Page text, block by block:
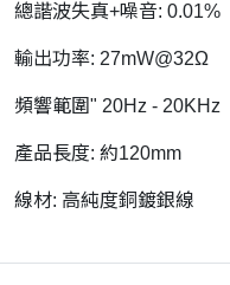
總諧波失真+噪音: 0.01%
輸出功率: 27mW@32Ω
頻響範圍" 20Hz - 20KHz
產品長度: 約120mm
線材: 高純度銅鍍銀線